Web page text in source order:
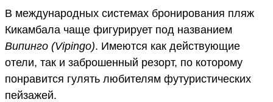
В международных системах бронирования пляж
Кикамбала чаще фигурирует под названием
Випинго (Vipingo). Имеются как действующие
отели, так и заброшенный резорт, по которому
понравится гулять любителям футуристических
пейзажей.